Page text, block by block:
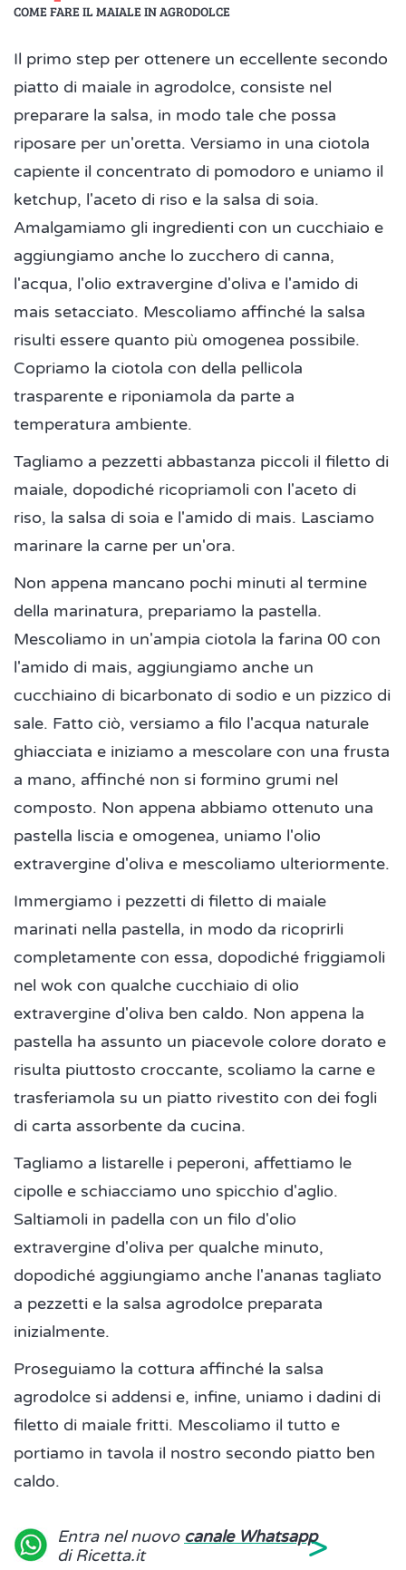
COME FARE IL MAIALE IN AGRODOLCE
Il primo step per ottenere un eccellente secondo
piatto di maiale in agrodolce, consiste nel
preparare la salsa, in modo tale che possa
riposare per un'oretta. Versiamo in una ciotola
capiente il concentrato di pomodoro e uniamo il
ketchup, l'aceto di riso e la salsa di soia.
Amalgamiamo gli ingredienti con un cucchiaio e
aggiungiamo anche lo zucchero di canna,
l'acqua, l'olio extravergine d'oliva e l'amido di
mais setacciato. Mescoliamo affinché la salsa
risulti essere quanto più omogenea possibile.
Copriamo la ciotola con della pellicola
trasparente e riponiamola da parte a
temperatura ambiente.
Tagliamo a pezzetti abbastanza piccoli il filetto di
maiale, dopodiché ricopriamoli con l'aceto di
riso, la salsa di soia e l'amido di mais. Lasciamo
marinare la carne per un'ora.
Non appena mancano pochi minuti al termine
della marinatura, prepariamo la pastella.
Mescoliamo in un'ampia ciotola la farina 00 con
l'amido di mais, aggiungiamo anche un
cucchiaino di bicarbonato di sodio e un pizzico di
sale. Fatto ciò, versiamo a filo l'acqua naturale
ghiacciata e iniziamo a mescolare con una frusta
a mano, affinché non si formino grumi nel
composto. Non appena abbiamo ottenuto una
pastella liscia e omogenea, uniamo l'olio
extravergine d'oliva e mescoliamo ulteriormente.
Immergiamo i pezzetti di filetto di maiale
marinati nella pastella, in modo da ricoprirli
completamente con essa, dopodiché friggiamoli
nel wok con qualche cucchiaio di olio
extravergine d'oliva ben caldo. Non appena la
pastella ha assunto un piacevole colore dorato e
risulta piuttosto croccante, scoliamo la carne e
trasferiamola su un piatto rivestito con dei fogli
di carta assorbente da cucina.
Tagliamo a listarelle i peperoni, affettiamo le
cipolle e schiacciamo uno spicchio d'aglio.
Saltiamoli in padella con un filo d'olio
extravergine d'oliva per qualche minuto,
dopodiché aggiungiamo anche l'ananas tagliato
a pezzetti e la salsa agrodolce preparata
inizialmente.
Proseguiamo la cottura affinché la salsa
agrodolce si addensi e, infine, uniamo i dadini di
filetto di maiale fritti. Mescoliamo il tutto e
portiamo in tavola il nostro secondo piatto ben
caldo.
Entra nel nuovo canale Whatsapp
di Ricetta.it
>